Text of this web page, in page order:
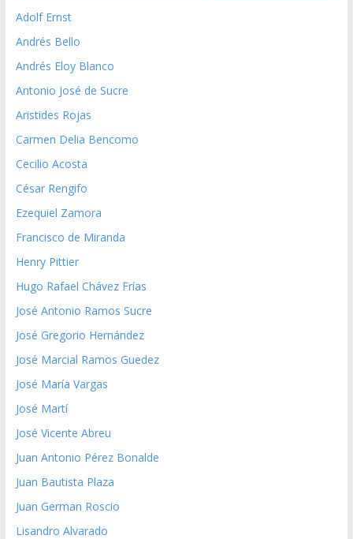
Adolf Ernst
Andrés Bello
Andrés Eloy Blanco
Antonio José de Sucre
Aristides Rojas
Carmen Delia Bencomo
Cecilio Acosta
César Rengifo
Ezequiel Zamora
Francisco de Miranda
Henry Pittier
Hugo Rafael Chávez Frías
José Antonio Ramos Sucre
José Gregorio Hernández
José Marcial Ramos Guedez
José María Vargas
José Martí
José Vicente Abreu
Juan Antonio Pérez Bonalde
Juan Bautista Plaza
Juan German Roscio
Lisandro Alvarado